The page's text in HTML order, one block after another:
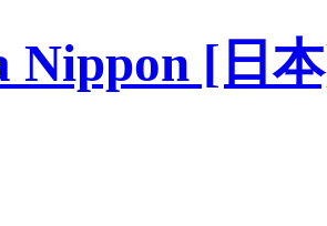
Nippon [日